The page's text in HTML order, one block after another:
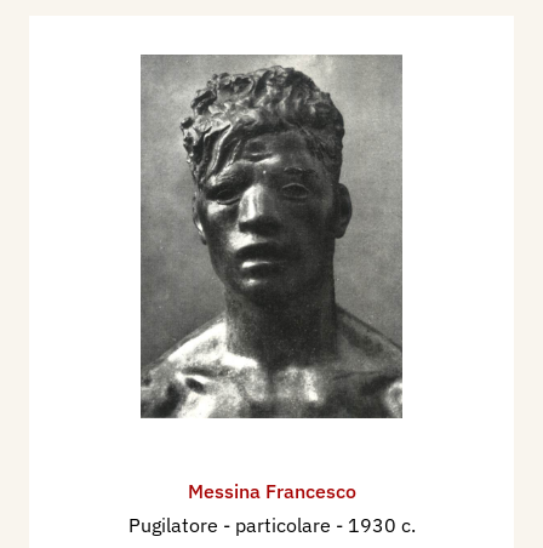
Messina Francesco
Pugilatore - particolare - 1930 c.